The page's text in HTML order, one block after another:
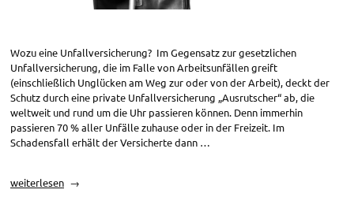
Wozu eine Unfallversicherung? Im Gegensatz zur gesetzlichen
Unfallversicherung, die im Falle von Arbeitsunfällen greift
(einschließlich Unglücken am Weg zur oder von der Arbeit), deckt der
Schutz durch eine private Unfallversicherung „Ausrutscher“ ab, die
weltweit und rund um die Uhr passieren können. Denn immerhin
passieren 70 % aller Unfälle zuhause oder in der Freizeit. Im
Schadensfall erhält der Versicherte dann …
„Unfallversicherung“
weiterlesen